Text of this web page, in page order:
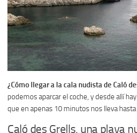
¿Cómo llegar a la cala nudista de Caló
podemos aparcar el coche, y desde allí
que en apenas 10 minutos nos lleva hasta
Caló des Grells, una playa